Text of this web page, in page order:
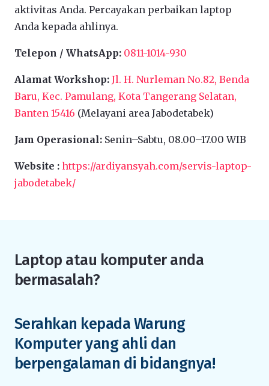
aktivitas Anda. Percayakan perbaikan laptop
Anda kepada ahlinya.
Telepon / WhatsApp: 0811-1014-930
Alamat Workshop: Jl. H. Nurleman No.82, Benda
Baru, Kec. Pamulang, Kota Tangerang Selatan,
Banten 15416 (Melayani area Jabodetabek)
Jam Operasional: Senin–Sabtu, 08.00–17.00 WIB
Website : https://ardiyansyah.com/servis-laptop-
jabodetabek/
Laptop atau komputer anda
bermasalah?
Serahkan kepada Warung
Komputer yang ahli dan
berpengalaman di bidangnya!